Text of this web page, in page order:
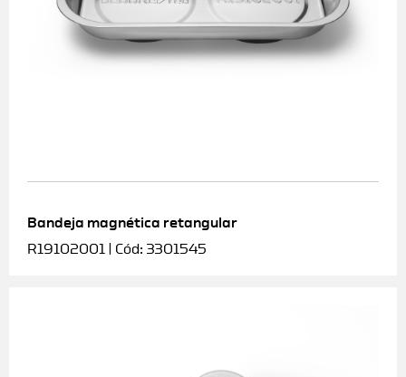
Bandeja magnética retangular
R19102001 | Cód: 3301545